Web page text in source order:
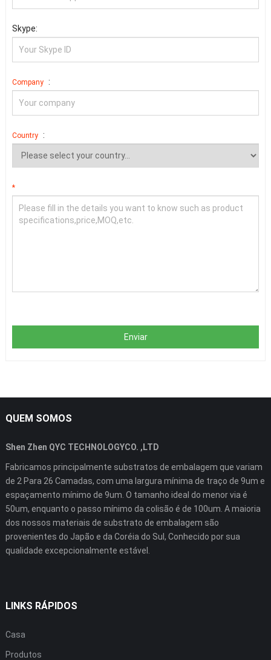
Skype:
Company :
Country :
*
Enviar
QUEM SOMOS
Shen Zhen QYC TECHNOLOGYCO. ,LTD
Fabricamos principalmente substratos de embalagem que variam
de 2 Para 26 Camadas, com uma largura mínima de traço de 9um e
espaçamento mínimo de 9um. O tamanho ideal do menor via é
50um, enquanto o passo mínimo da colisão é de 100um. A maioria
dos nossos materiais de substrato de embalagem são
provenientes do Japão e da Coréia do Sul, Conhecido por sua
qualidade excepcionalmente estável.
LINKS RÁPIDOS
Casa
Produtos